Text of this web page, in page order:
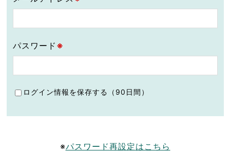
パスワード ※
ログイン情報を保存する（90日間）
※パスワード再設定はこちら